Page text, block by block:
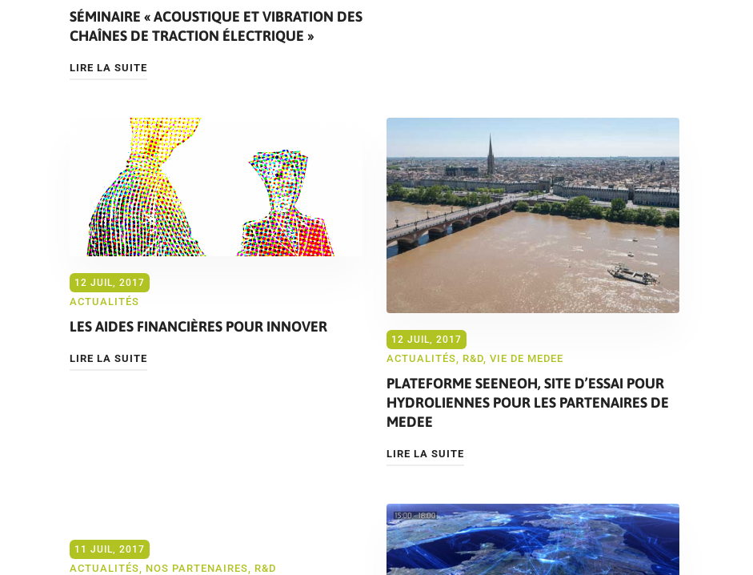
SÉMINAIRE « ACOUSTIQUE ET VIBRATION DES
CHAÎNES DE TRACTION ÉLECTRIQUE »
LIRE LA SUITE
12 JUIL, 2017
ACTUALITÉS
LES AIDES FINANCIÈRES POUR INNOVER
LIRE LA SUITE
12 JUIL, 2017
ACTUALITÉS R&D VIE DE MEDEE
PLATEFORME SEENEOH, SITE D’ESSAI POUR
HYDROLIENNES POUR LES PARTENAIRES DE
MEDEE
LIRE LA SUITE
11 JUIL, 2017
ACTUALITÉS NOS PARTENAIRES R&D